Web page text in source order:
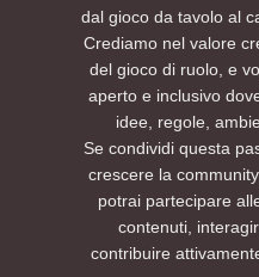
dal gioco da tavolo al
Crediamo nel valore
del gioco di ruolo, e
aperto e inclusivo
idee, regole,
Se condividi questa
crescere la
potrai partecipare
contenuti,
contribuire